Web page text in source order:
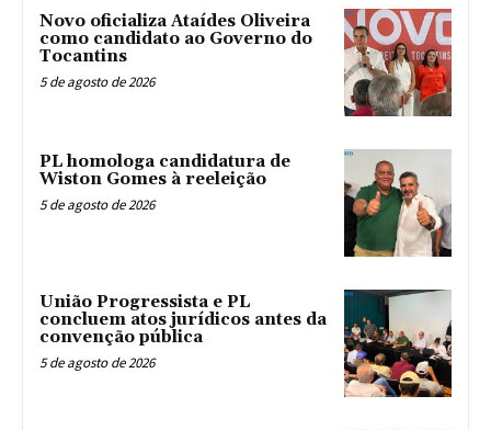
Novo oficializa Ataídes Oliveira
como candidato ao Governo do
Tocantins
5 de agosto de 2026
PL homologa candidatura de
Wiston Gomes à reeleição
5 de agosto de 2026
União Progressista e PL
concluem atos jurídicos antes da
convenção pública
5 de agosto de 2026